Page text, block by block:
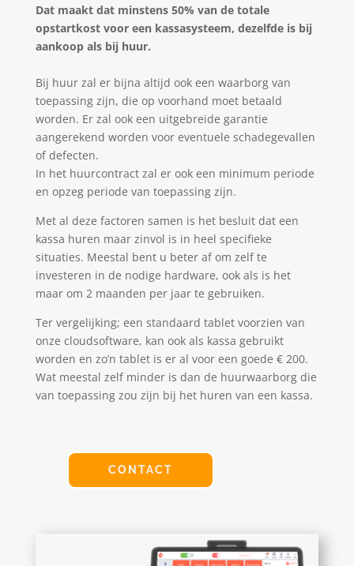
Dat maakt dat minstens 50% van de totale
opstartkost voor een kassasysteem, dezelfde is bij
aankoop als bij huur.
Bij huur zal er bijna altijd ook een waarborg van
toepassing zijn, die op voorhand moet betaald
worden. Er zal ook een uitgebreide garantie
aangerekend worden voor eventuele schadegevallen
of defecten.
In het huurcontract zal er ook een minimum periode
en opzeg periode van toepassing zijn.
Met al deze factoren samen is het besluit dat een
kassa huren maar zinvol is in heel specifieke
situaties. Meestal bent u beter af om zelf te
investeren in de nodige hardware, ook als is het
maar om 2 maanden per jaar te gebruiken.
Ter vergelijking; een standaard tablet voorzien van
onze cloudsoftware, kan ook als kassa gebruikt
worden en zo’n tablet is er al voor een goede € 200.
Wat meestal zelf minder is dan de huurwaarborg die
van toepassing zou zijn bij het huren van een kassa.
CONTACT